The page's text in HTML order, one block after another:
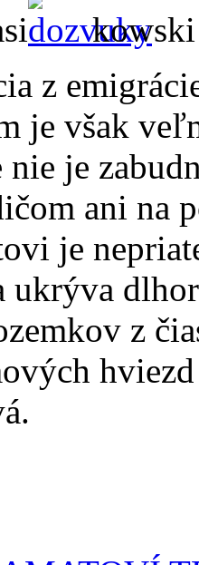
kowski
z
je však
nie je
ani na
je
ukrýva
z
hviezd